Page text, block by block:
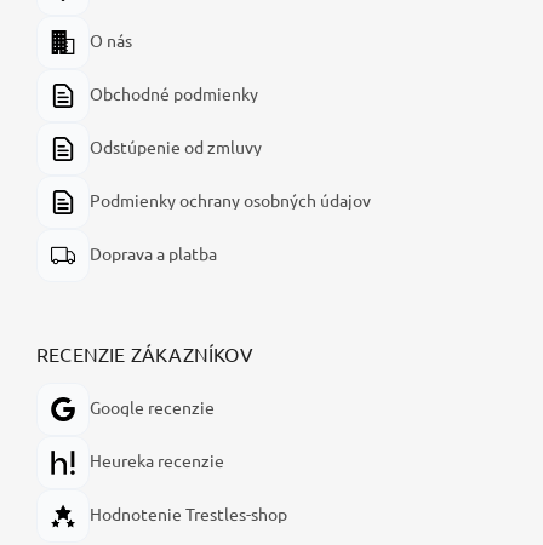
O nás
Obchodné podmienky
Odstúpenie od zmluvy
Podmienky ochrany osobných údajov
Doprava a platba
RECENZIE ZÁKAZNÍKOV
Google recenzie
Heureka recenzie
Hodnotenie Trestles-shop